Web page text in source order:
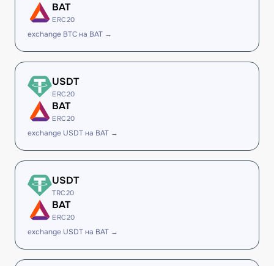
BAT
ERC20
exchange BTC на BAT →
USDT
ERC20
BAT
ERC20
exchange USDT на BAT →
USDT
TRC20
BAT
ERC20
exchange USDT на BAT →